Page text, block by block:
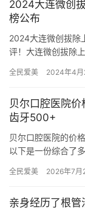
2024大连微创
榜公布
2024大连微创拔除
评！大连微创拔除
院…
全民爱美 2024年4月
贝尔口腔医院
齿牙500+
贝尔口腔医院的价
以下是一份综合了
全民爱美 2026年7月
亲身经历了根